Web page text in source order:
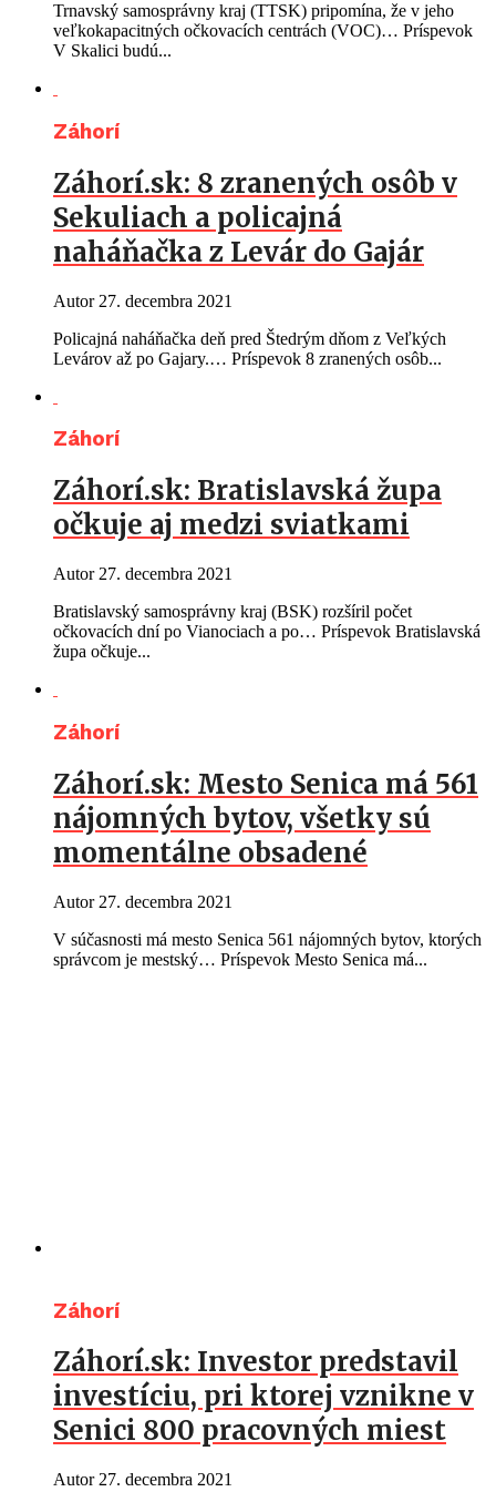
Trnavský samosprávny kraj (TTSK) pripomína, že v jeho
veľkokapacitných očkovacích centrách (VOC)… Príspevok
V Skalici budú...
Záhorí
Záhorí.sk: 8 zranených osôb v
Sekuliach a policajná
naháňačka z Levár do Gajár
Autor 27. decembra 2021
Policajná naháňačka deň pred Štedrým dňom z Veľkých
Levárov až po Gajary.… Príspevok 8 zranených osôb...
Záhorí
Záhorí.sk: Bratislavská župa
očkuje aj medzi sviatkami
Autor 27. decembra 2021
Bratislavský samosprávny kraj (BSK) rozšíril počet
očkovacích dní po Vianociach a po… Príspevok Bratislavská
župa očkuje...
Záhorí
Záhorí.sk: Mesto Senica má 561
nájomných bytov, všetky sú
momentálne obsadené
Autor 27. decembra 2021
V súčasnosti má mesto Senica 561 nájomných bytov, ktorých
správcom je mestský… Príspevok Mesto Senica má...
Záhorí
Záhorí.sk: Investor predstavil
investíciu, pri ktorej vznikne v
Senici 800 pracovných miest
Autor 27. decembra 2021